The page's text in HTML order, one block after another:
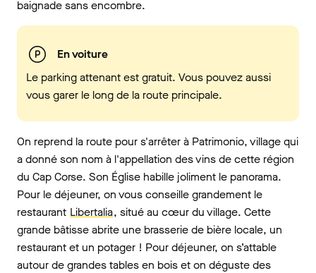
baignade sans encombre.
En voiture
Le parking attenant est gratuit. Vous pouvez aussi
vous garer le long de la route principale.
On reprend la route pour s'arrêter à Patrimonio, village qui
a donné son nom à l'appellation des vins de cette région
du Cap Corse. Son Église habille joliment le panorama.
Pour le déjeuner, on vous conseille grandement le
restaurant Libertalia, situé au cœur du village. Cette
grande bâtisse abrite une brasserie de bière locale, un
restaurant et un potager ! Pour déjeuner, on s’attable
autour de grandes tables en bois et on déguste des